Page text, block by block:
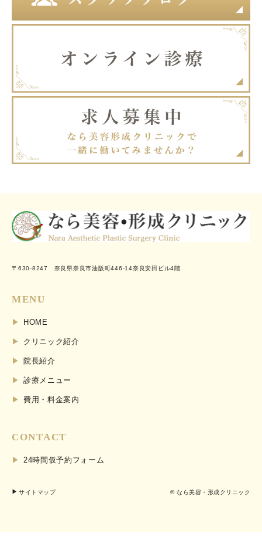
〒630-8247 奈良県奈良市油阪町446-14奈良安田ビル4階
MENU
HOME
クリニック紹介
院長紹介
診療メニュー
費用・料金案内
CONTACT
24時間仮予約フォーム
サイトマップ © なら美容・形成クリニック